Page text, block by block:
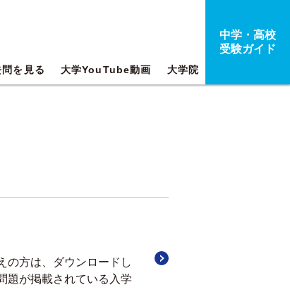
を見る 大学YouTube動画 大学院
中学・高校
受験ガイド
の方は、ダウンロードし
題が掲載されている入学